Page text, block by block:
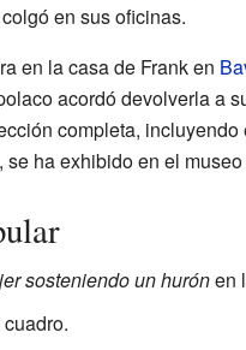
en sus oficinas.
en la casa de Frank en
acordó devolverla a
completa,
ha exhibido en el
sosteniendo un hurónen